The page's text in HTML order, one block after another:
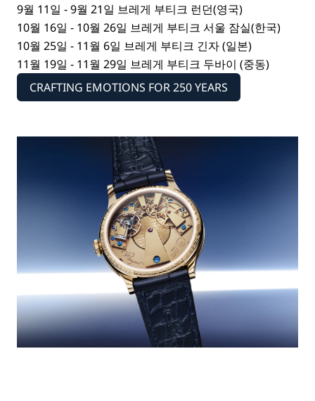
9월 11일 - 9월 21일 브레게 부티크 런던(영국)
10월 16일 - 10월 26일 브레게 부티크 서울 잠실(한국)
10월 25일 - 11월 6일 브레게 부티크 긴자 (일본)
11월 19일 - 11월 29일 브레게 부티크 두바이 (중동)
CRAFTING EMOTIONS FOR 250 YEARS